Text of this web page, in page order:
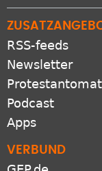
Apps
VERBUND
GEP.de
EKD.de